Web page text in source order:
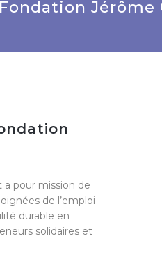
Jérôme
a pour mission de
de l’emploi
durable en
solidaires et